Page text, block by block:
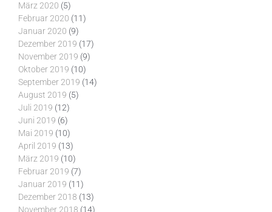
März 2020 (5)
Februar 2020 (11)
Januar 2020 (9)
Dezember 2019 (17)
November 2019 (9)
Oktober 2019 (10)
September 2019 (14)
August 2019 (5)
Juli 2019 (12)
Juni 2019 (6)
Mai 2019 (10)
April 2019 (13)
März 2019 (10)
Februar 2019 (7)
Januar 2019 (11)
Dezember 2018 (13)